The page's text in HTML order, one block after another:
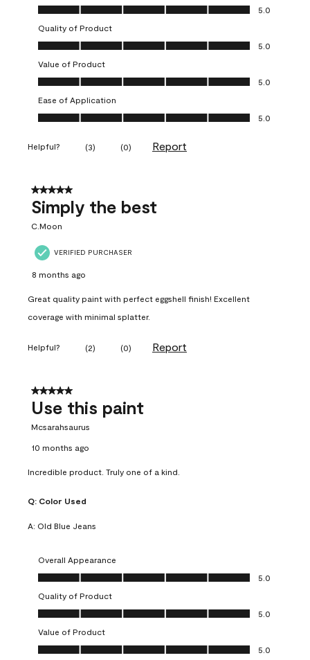
Overall Appearance, 5.0 out of 5
5.0
Quality of Product
Quality of Product, 5.0 out of 5
5.0
Value of Product
Value of Product, 5.0 out of 5
5.0
Ease of Application
Ease of Application, 5.0 out of 5
5.0
Helpful? (3) (0) Report
5 out of 5 stars.
Simply the best
C.Moon
VERIFIED PURCHASER
8 months ago
Great quality paint with perfect eggshell finish! Excellent
coverage with minimal splatter.
Helpful? (2) (0) Report
5 out of 5 stars.
Use this paint
Mcsarahsaurus
10 months ago
Incredible product. Truly one of a kind.
Q: Color Used
A: Old Blue Jeans
Overall Appearance
Overall Appearance, 5.0 out of 5
5.0
Quality of Product
Quality of Product, 5.0 out of 5
5.0
Value of Product
Value of Product, 5.0 out of 5
5.0